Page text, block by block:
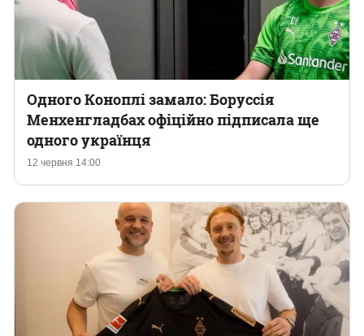
12 червня 14:00
Одного Коноплі замало: Боруссія
Менхенгладбах офіційно підписала ще
одного українця